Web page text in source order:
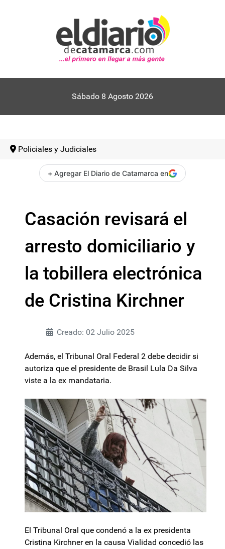
Sábado 8 Agosto 2026
Policiales y Judiciales
+ Agregar El Diario de Catamarca en
Casación revisará el
arresto domiciliario y
la tobillera electrónica
de Cristina Kirchner
Creado: 02 Julio 2025
Además, el Tribunal Oral Federal 2 debe decidir si
autoriza que el presidente de Brasil Lula Da Silva
viste a la ex mandataria.
El Tribunal Oral que condenó a la ex presidenta
Cristina Kirchner en la causa Vialidad concedió las